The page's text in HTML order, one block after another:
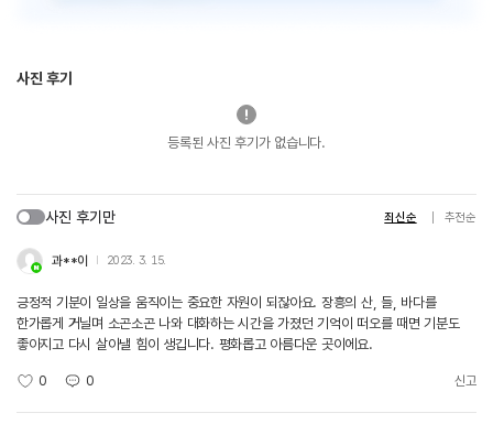
사진 후기
등록된 사진 후기가 없습니다.
사진 후기만 최신순 추천순
과**이 2023. 3. 15.
긍정적 기분이 일상을 움직이는 중요한 자원이 되잖아요. 장흥의 산, 들, 바다를
한가롭게 거닐며 소곤소곤 나와 대화하는 시간을 가졌던 기억이 떠오를 때면 기분도
좋아지고 다시 살아낼 힘이 생깁니다. 평화롭고 아름다운 곳이에요.
0 0 신고